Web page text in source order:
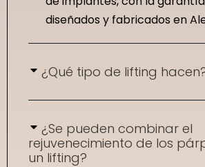
diseñados y fabricados en
¿Qué tipo de lifting
¿Se pueden combinar el
rejuvenecimiento de los
un lifting?